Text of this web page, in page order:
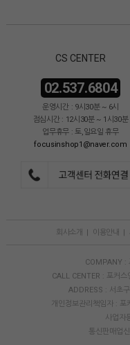
CS CENTER
02.537.6804
운영시간 : 9시30분 ~ 6시
점심시간 : 12시30분 ~ 1시30분
업무휴무 : 토,일요일 휴무
focusinshop1@naver.com
회사소개 이용안내
COMPANY :
CALL CENTER : 포커
ADDRESS : 서초
개인정보관리책임자 : 포
사업자
통신판매업